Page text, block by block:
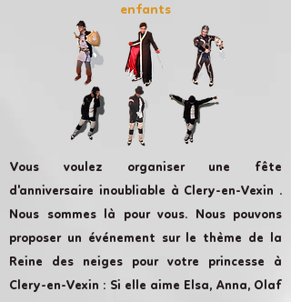
enfants
Vous voulez organiser une fête
d'anniversaire inoubliable à Clery-en-Vexin .
Nous sommes là pour vous. Nous pouvons
proposer un événement sur le thème de la
Reine des neiges pour votre princesse à
Clery-en-Vexin : Si elle aime Elsa, Anna, Olaf